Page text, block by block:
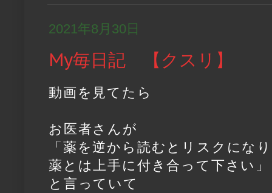
2021年8月30日
My毎日記 【クスリ】
動画を見てたら
お医者さんが
「薬を逆から読むとリスクにな
薬とは上手に付き合って下さい」
と言っていて